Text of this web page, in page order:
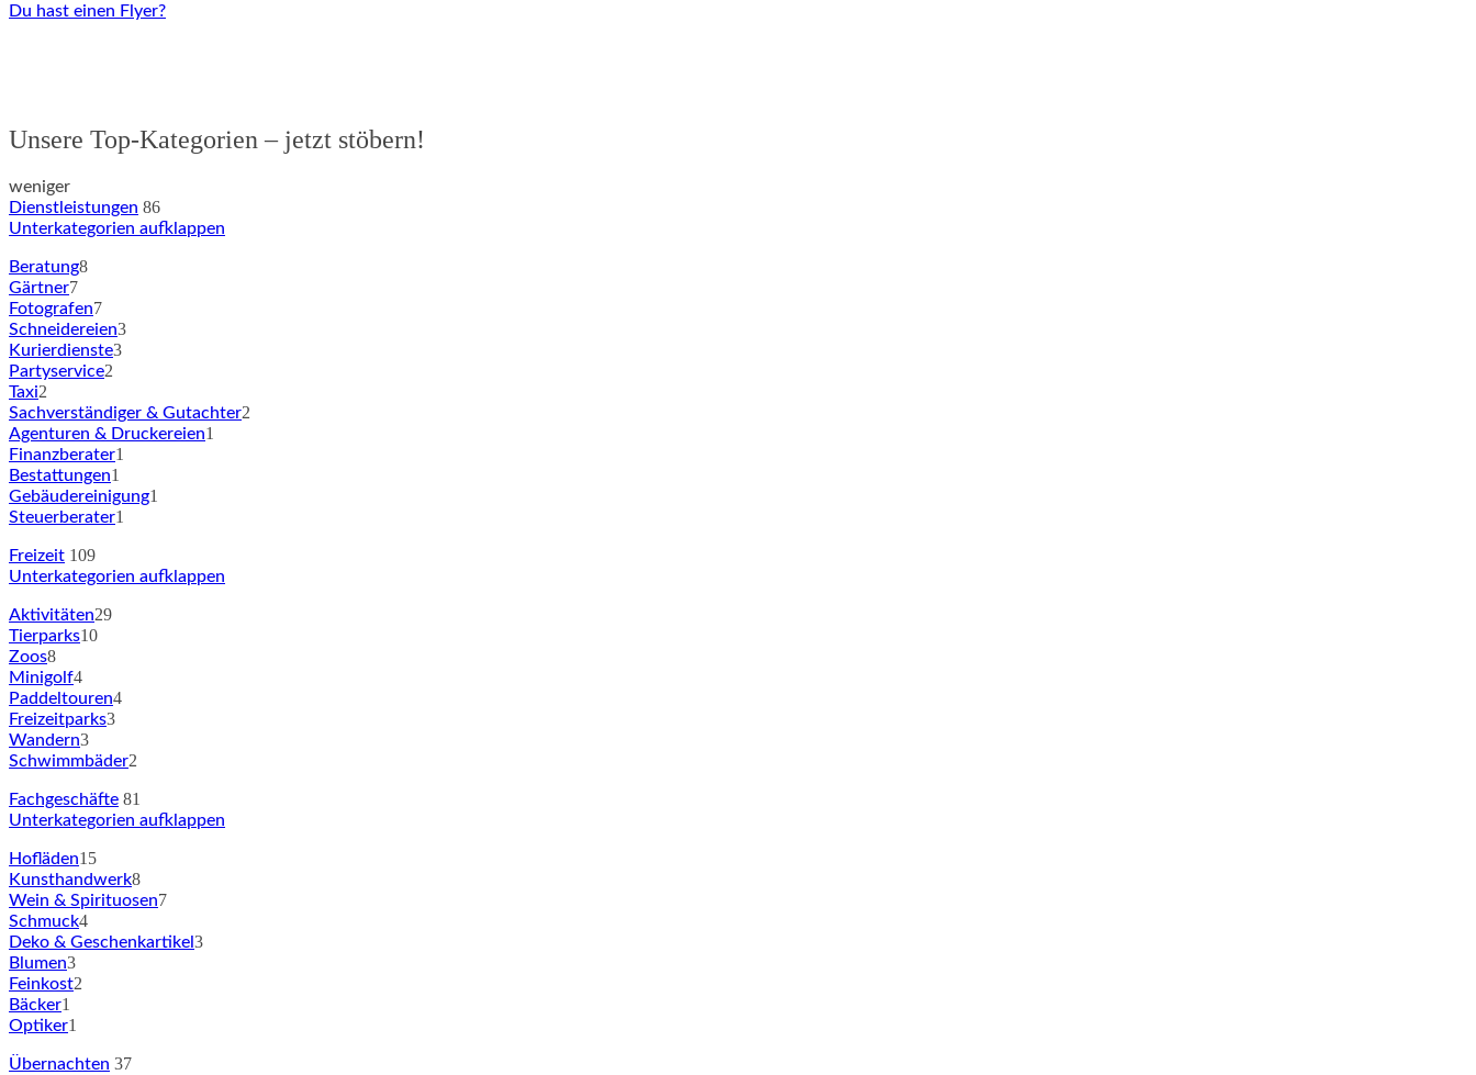
Du hast einen Flyer?
Unsere Top-Kategorien – jetzt stöbern!
weniger
Dienstleistungen 86
Unterkategorien aufklappen
Beratung8
Gärtner7
Fotografen7
Schneidereien3
Kurierdienste3
Partyservice2
Taxi2
Sachverständiger & Gutachter2
Agenturen & Druckereien1
Finanzberater1
Bestattungen1
Gebäudereinigung1
Steuerberater1
Freizeit 109
Unterkategorien aufklappen
Aktivitäten29
Tierparks10
Zoos8
Minigolf4
Paddeltouren4
Freizeitparks3
Wandern3
Schwimmbäder2
Fachgeschäfte 81
Unterkategorien aufklappen
Hofläden15
Kunsthandwerk8
Wein & Spirituosen7
Schmuck4
Deko & Geschenkartikel 3
Blumen3
Feinkost2
Bäcker1
Optiker1
Übernachten 37